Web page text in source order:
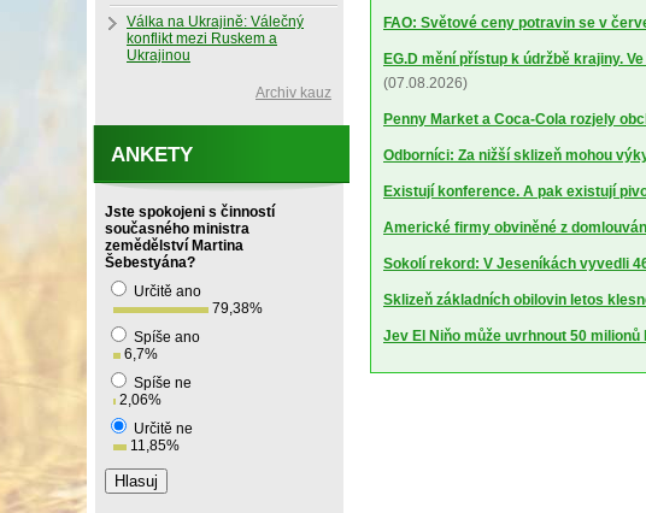
FAO: Světové ceny potravin se v
EG.D mění přístup k údržbě krajiny.
(07.08.2026)
Penny Market a Coca-Cola rozjely
Odborníci: Za nižší sklizeň mohou
Existují konference. A pak existují
Americké firmy obviněné z
Sokolí rekord: V Jeseníkách vyvedli
Sklizeň základních obilovin letos
Jev El Niňo může uvrhnout 50
Válka na Ukrajině: Válečný
konflikt mezi Ruskem a
Ukrajinou
Archiv kauz
ANKETY
Jste spokojeni s činností
současného ministra
zemědělství Martina
Šebestyána?
Určitě ano
79,38%
Spíše ano
6,7%
Spíše ne
2,06%
Určitě ne
11,85%